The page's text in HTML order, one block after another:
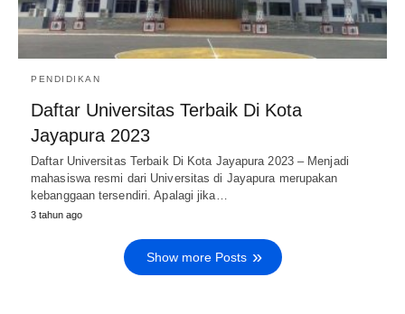
PENDIDIKAN
Daftar Universitas Terbaik Di Kota
Jayapura 2023
Daftar Universitas Terbaik Di Kota Jayapura 2023 – Menjadi
mahasiswa resmi dari Universitas di Jayapura merupakan
kebanggaan tersendiri. Apalagi jika…
3 tahun ago
Show more Posts